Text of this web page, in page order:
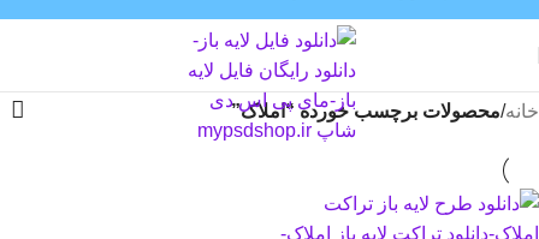
خانه/محصولات برچسب خورده “املاک”